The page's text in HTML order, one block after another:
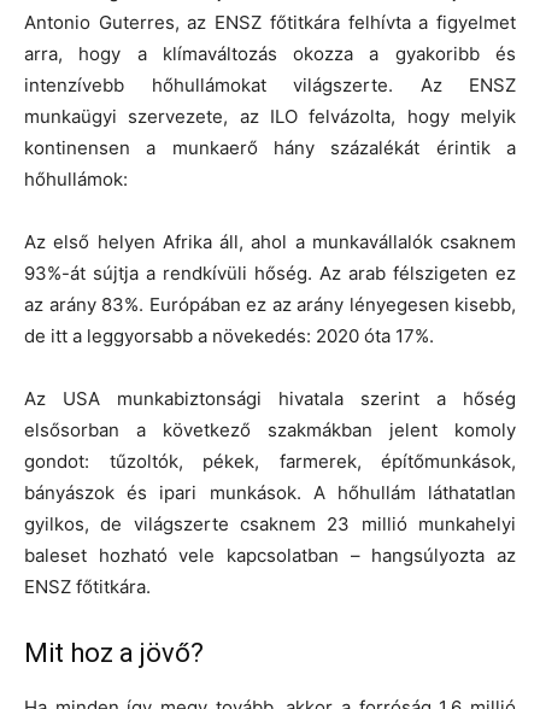
Antonio Guterres, az ENSZ főtitkára felhívta a figyelmet
arra, hogy a klímaváltozás okozza a gyakoribb és
intenzívebb hőhullámokat világszerte. Az ENSZ
munkaügyi szervezete, az ILO felvázolta, hogy melyik
kontinensen a munkaerő hány százalékát érintik a
hőhullámok:
Az első helyen Afrika áll, ahol a munkavállalók csaknem
93%-át sújtja a rendkívüli hőség. Az arab félszigeten ez
az arány 83%. Európában ez az arány lényegesen kisebb,
de itt a leggyorsabb a növekedés: 2020 óta 17%.
Az USA munkabiztonsági hivatala szerint a hőség
elsősorban a következő szakmákban jelent komoly
gondot: tűzoltók, pékek, farmerek, építőmunkások,
bányászok és ipari munkások. A hőhullám láthatatlan
gyilkos, de világszerte csaknem 23 millió munkahelyi
baleset hozható vele kapcsolatban – hangsúlyozta az
ENSZ főtitkára.
Mit hoz a jövő?